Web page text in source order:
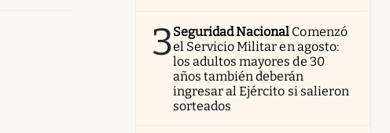
3Seguridad Nacional Comenzó
el Servicio Militar en agosto:
los adultos mayores de 30
años también deberán
ingresar al Ejército si salieron
sorteados